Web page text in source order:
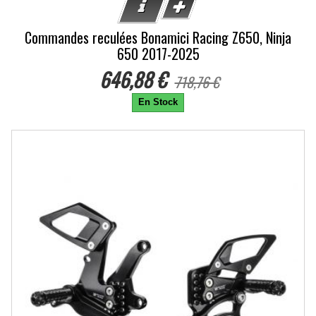
Commandes reculées Bonamici Racing Z650, Ninja
650 2017-2025
646,88 € 718,76 €
En Stock